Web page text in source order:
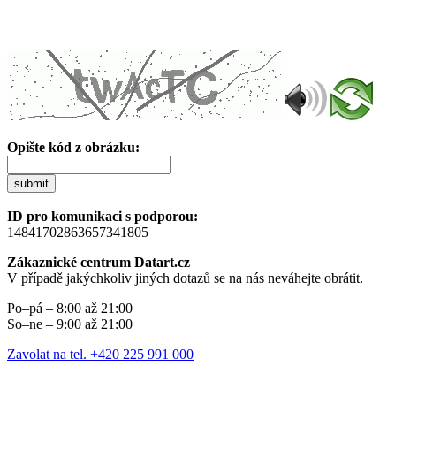
Opište kód z obrázku:
submit
ID pro komunikaci s podporou:
14841702863657341805
Zákaznické centrum Datart.cz
V případě jakýchkoliv jiných dotazů se na nás neváhejte obrátit.
Po–pá – 8:00 až 21:00
So–ne – 9:00 až 21:00
Zavolat na tel. +420 225 991 000